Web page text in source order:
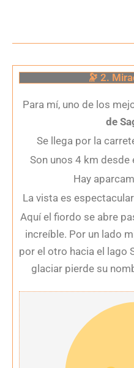
🔭 2.
Para mí, uno de los
de
Se llega por la
Son unos 4 km
Hay
La vista es
Aquí el fiordo se abre
increíble. Por un lado
por el otro hacia el lago
glaciar pierde su